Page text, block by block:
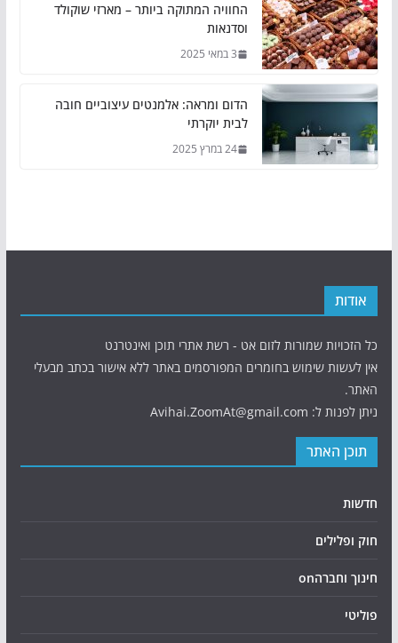
החוויה המתוקה ביותר – מארזי שוקולד
וסדנאות
3 במאי 2025
הדום ומראה: אלמנטים עיצוביים חובה
לבית יוקרתי
24 במרץ 2025
אודות
כל הזכויות שמורות לזום אט - רשת אתרי תוכן ואינטרנט
אין לעשות שימוש בחומרים המפורסמים באתר ללא אישור בכתב מבעלי
האתר.
ניתן לפנות ל: Avihai.ZoomAt@gmail.com
תוכן האתר
חדשות
חוק ופלילים
חינוך וחברהon
פוליטי